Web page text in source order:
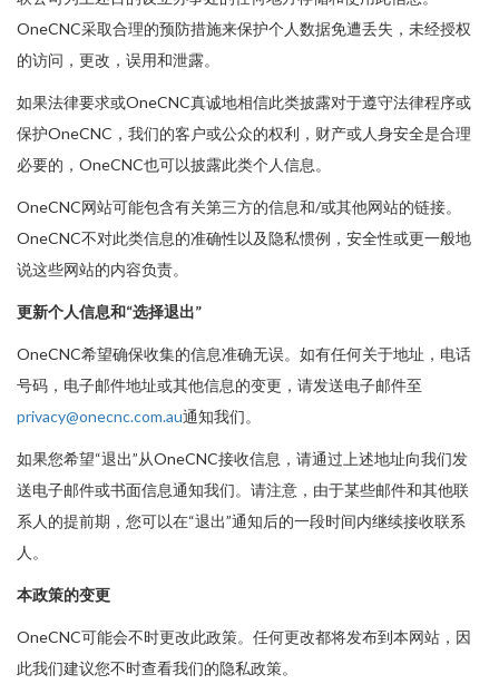
OneCNC采取合理的预防措施来保护个人数据免遭丢失，未经授权
的访问，更改，误用和泄露。
如果法律要求或OneCNC真诚地相信此类披露对于遵守法律程序或
保护OneCNC，我们的客户或公众的权利，财产或人身安全是合理
必要的，OneCNC也可以披露此类个人信息。
OneCNC网站可能包含有关第三方的信息和/或其他网站的链接。
OneCNC不对此类信息的准确性以及隐私惯例，安全性或更一般地
说这些网站的内容负责。
更新个人信息和“选择退出”
OneCNC希望确保收集的信息准确无误。如有任何关于地址，电话
号码，电子邮件地址或其他信息的变更，请发送电子邮件至
privacy@onecnc.com.au通知我们。
如果您希望“退出”从OneCNC接收信息，请通过上述地址向我们发
送电子邮件或书面信息通知我们。请注意，由于某些邮件和其他联
系人的提前期，您可以在“退出”通知后的一段时间内继续接收联系
人。
本政策的变更
OneCNC可能会不时更改此政策。任何更改都将发布到本网站，因
此我们建议您不时查看我们的隐私政策。